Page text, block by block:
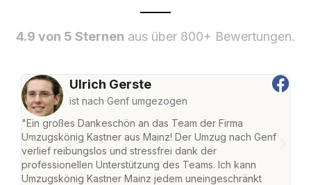
4.9 von 5 Sternen aus über 800+ Bewertungen.
Ulrich Gerste
ist nach Genf umgezogen
"Ein großes Dankeschön an das Team der Firma
Umzugskönig Kastner aus Mainz! Der Umzug nach Genf
verlief reibungslos und stressfrei dank der
professionellen Unterstützung des Teams. Ich kann
Umzugskönig Kastner Mainz jedem uneingeschränkt